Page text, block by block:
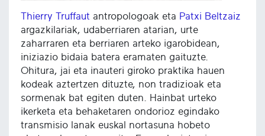
Thierry Truffaut antropologoak eta Patxi Beltzaiz
argazkilariak, udaberriaren atarian, urte
zaharraren eta berriaren arteko igarobidean,
iniziazio bidaia batera eramaten gaituzte.
Ohitura, jai eta inauteri giroko praktika hauen
kodeak aztertzen dituzte, non tradizioak eta
sormenak bat egiten duten. Hainbat urteko
ikerketa eta behaketaren ondorioz egindako
transmisio lanak euskal nortasuna hobeto